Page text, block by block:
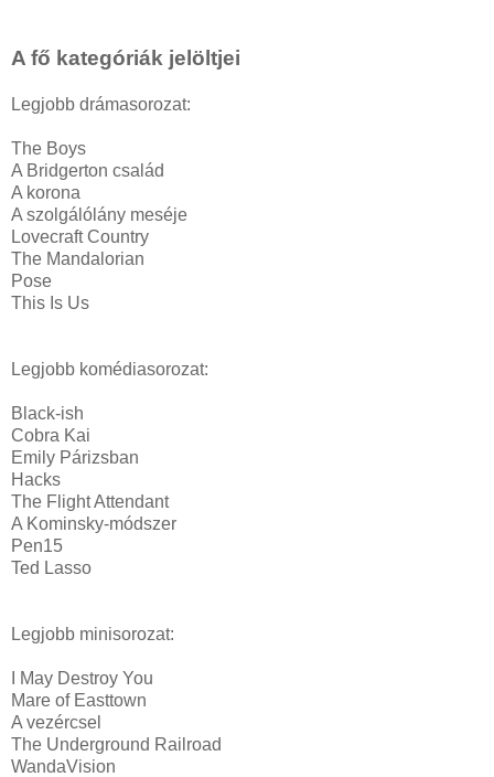
A fő kategóriák jelöltjei
Legjobb drámasorozat:
The Boys
A Bridgerton család
A korona
A szolgálólány meséje
Lovecraft Country
The Mandalorian
Pose
This Is Us
Legjobb komédiasorozat:
Black-ish
Cobra Kai
Emily Párizsban
Hacks
The Flight Attendant
A Kominsky-módszer
Pen15
Ted Lasso
Legjobb minisorozat:
I May Destroy You
Mare of Easttown
A vezércsel
The Underground Railroad
WandaVision